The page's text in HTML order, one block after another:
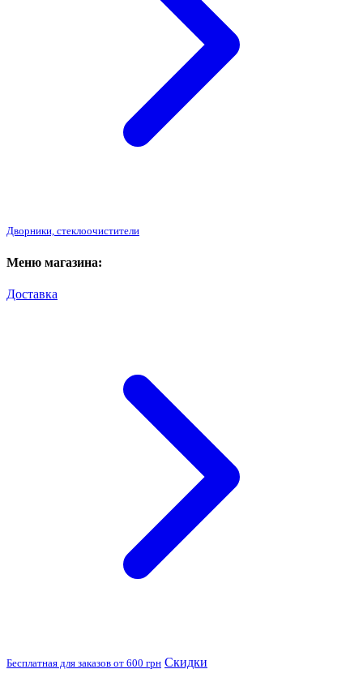
Дворники, стеклоочистители
Меню магазина:
Доставка
Бесплатная для заказов от 600 грн Скидки